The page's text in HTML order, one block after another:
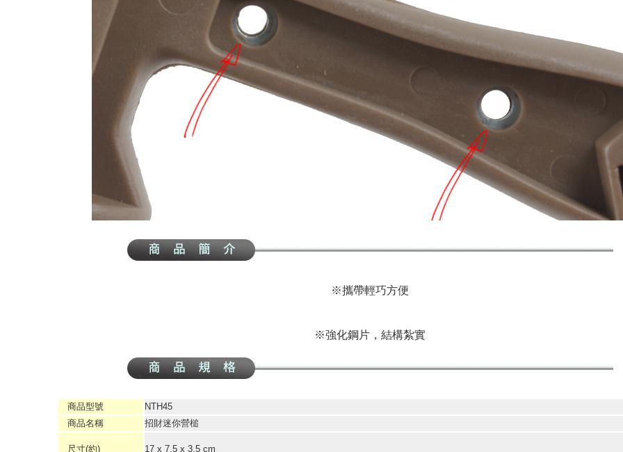
※攜帶輕巧方便
※強化鋼片，結構紮實
商品型號
NTH45
商品名稱
招財迷你營槌
尺寸(約) 17 x 7.5 x 3.5 cm